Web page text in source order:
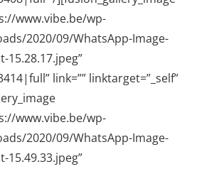
www.vibe.be/wp-
2020/09/WhatsApp-Image-
15.28.17.jpeg”
link=”” linktarget=”_self”
www.vibe.be/wp-
2020/09/WhatsApp-Image-
15.49.33.jpeg”